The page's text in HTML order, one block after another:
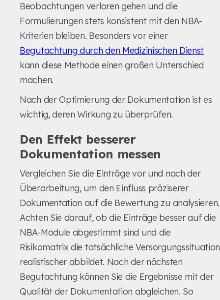
Beobachtungen verloren gehen und die
Formulierungen stets konsistent mit den NBA-
Kriterien bleiben. Besonders vor einer
Begutachtung durch den Medizinischen Dienst
kann diese Methode einen großen Unterschied
machen.
Nach der Optimierung der Dokumentation ist es
wichtig, deren Wirkung zu überprüfen.
Den Effekt besserer
Dokumentation messen
Vergleichen Sie die Einträge vor und nach der
Überarbeitung, um den Einfluss präziserer
Dokumentation auf die Bewertung zu analysieren.
Achten Sie darauf, ob die Einträge besser auf die
NBA-Module abgestimmt sind und die
Risikomatrix die tatsächliche Versorgungssituation
realistischer abbildet. Nach der nächsten
Begutachtung können Sie die Ergebnisse mit der
Qualität der Dokumentation abgleichen. So